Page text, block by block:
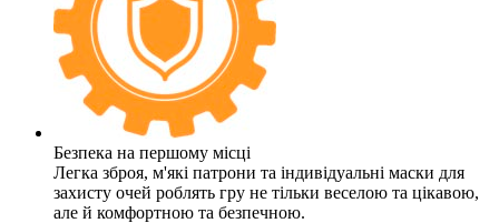
Безпека на першому місці
Легка зброя, м'які патрони та індивідуальні маски для
захисту очей роблять гру не тільки веселою та цікавою,
але й комфортною та безпечною.